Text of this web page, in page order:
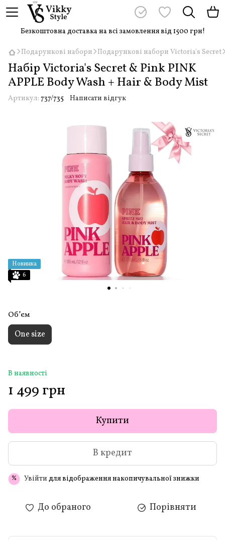
Безкоштовна доставка на всі замовлення від 1500 грн!
Подарункові набори Подарункові набори Victoria's Secret
Набір Victoria's Secret & Pink PINK
APPLE Body Wash + Hair & Body Mist
Артикул: 737/735 Написати відгук
Новинка
6
Обʼєм
One size
В наявності
1 499 грн
Купити
В кредит
% Увійти для відображення накопичувальної знижки
До обраного Порівняти